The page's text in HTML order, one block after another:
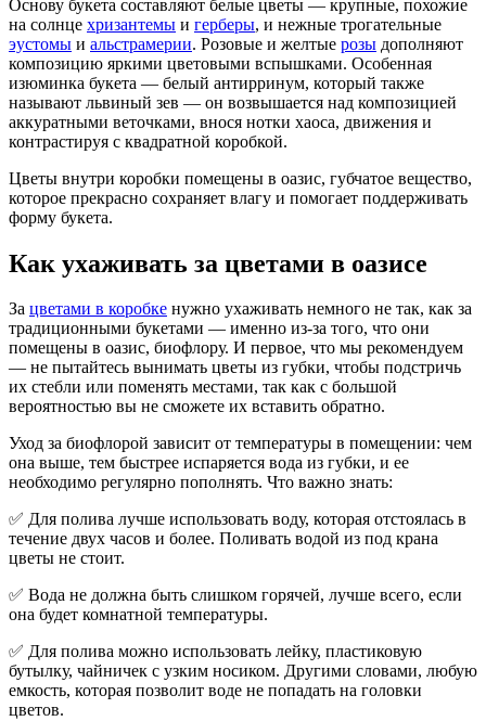
Основу букета составляют белые цветы — крупные, похожие
на солнце хризантемы и герберы, и нежные трогательные
эустомы и альстрамерии. Розовые и желтые розы дополняют
композицию яркими цветовыми вспышками. Особенная
изюминка букета — белый антирринум, который также
называют львиный зев — он возвышается над композицией
аккуратными веточками, внося нотки хаоса, движения и
контрастируя с квадратной коробкой.
Цветы внутри коробки помещены в оазис, губчатое вещество,
которое прекрасно сохраняет влагу и помогает поддерживать
форму букета.
Как ухаживать за цветами в оазисе
За цветами в коробке нужно ухаживать немного не так, как за
традиционными букетами — именно из-за того, что они
помещены в оазис, биофлору. И первое, что мы рекомендуем
— не пытайтесь вынимать цветы из губки, чтобы подстричь
их стебли или поменять местами, так как с большой
вероятностью вы не сможете их вставить обратно.
Уход за биофлорой зависит от температуры в помещении: чем
она выше, тем быстрее испаряется вода из губки, и ее
необходимо регулярно пополнять. Что важно знать:
✅ Для полива лучше использовать воду, которая отстоялась в
течение двух часов и более. Поливать водой из под крана
цветы не стоит.
✅ Вода не должна быть слишком горячей, лучше всего, если
она будет комнатной температуры.
✅ Для полива можно использовать лейку, пластиковую
бутылку, чайничек с узким носиком. Другими словами, любую
емкость, которая позволит воде не попадать на головки
цветов.